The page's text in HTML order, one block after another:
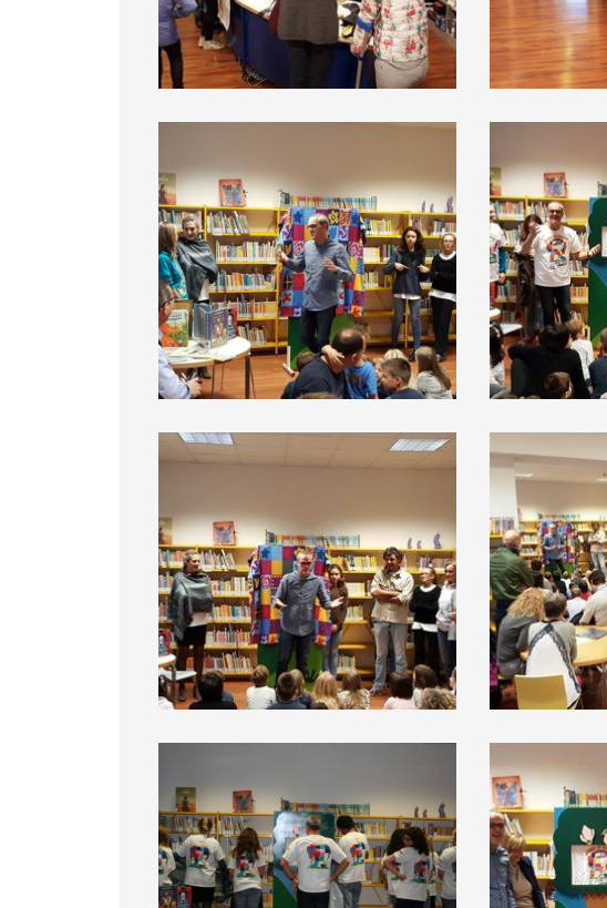
BiblioDay 2016 BiblioDay 2016